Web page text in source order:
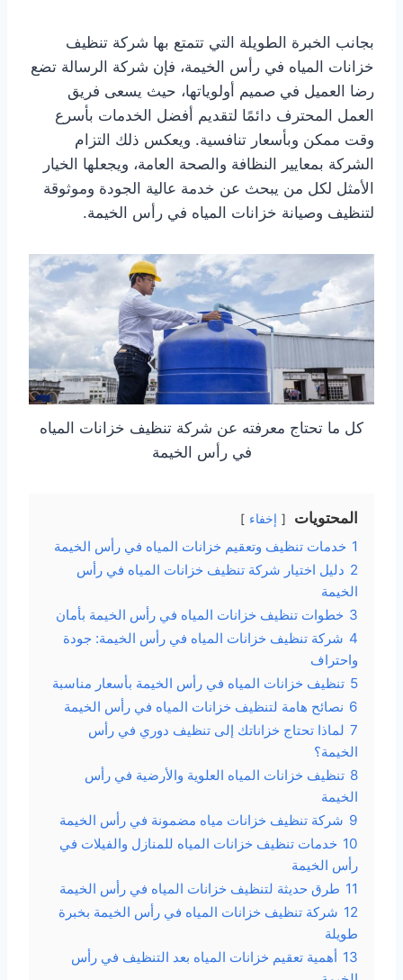
بجانب الخبرة الطويلة التي تتمتع بها شركة تنظيف
خزانات المياه في رأس الخيمة، فإن شركة الرسالة تضع
رضا العميل في صميم أولوياتها، حيث يسعى فريق
العمل المحترف دائمًا لتقديم أفضل الخدمات بأسرع
وقت ممكن وبأسعار تنافسية. ويعكس ذلك التزام
الشركة بمعايير النظافة والصحة العامة، ويجعلها الخيار
الأمثل لكل من يبحث عن خدمة عالية الجودة وموثوقة
لتنظيف وصيانة خزانات المياه في رأس الخيمة.
كل ما تحتاج معرفته عن شركة تنظيف خزانات المياه
في رأس الخيمة
المحتويات إخفاء
1 خدمات تنظيف وتعقيم خزانات المياه في رأس الخيمة
2 دليل اختيار شركة تنظيف خزانات المياه في رأس
الخيمة
3 خطوات تنظيف خزانات المياه في رأس الخيمة بأمان
4 شركة تنظيف خزانات المياه في رأس الخيمة: جودة
واحتراف
5 تنظيف خزانات المياه في رأس الخيمة بأسعار مناسبة
6 نصائح هامة لتنظيف خزانات المياه في رأس الخيمة
7 لماذا تحتاج خزاناتك إلى تنظيف دوري في رأس
الخيمة؟
8 تنظيف خزانات المياه العلوية والأرضية في رأس
الخيمة
9 شركة تنظيف خزانات مياه مضمونة في رأس الخيمة
10 خدمات تنظيف خزانات المياه للمنازل والفيلات في
رأس الخيمة
11 طرق حديثة لتنظيف خزانات المياه في رأس الخيمة
12 شركة تنظيف خزانات المياه في رأس الخيمة بخبرة
طويلة
13 أهمية تعقيم خزانات المياه بعد التنظيف في رأس